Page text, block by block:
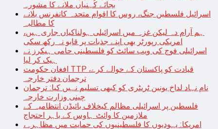
بجائے کُہنیاں ملانے کا مشورہ
اسرائیل فلسطین جنگ، روس کا اقوام متحدہ کانفرنس بلانے
کا مطالبہ
ہم آرام دہ لیکن غزہ میں اسرائیلی ہولناکیاں جاری ہیں،
امریکی رپورٹر بھی اپنے جذبات پر قابو نہ رکھ سکی
اسرائیلی فوج کی ویب سائٹ کو فلسطینی حامی ہیکرز نے
ہیک کر لیا
افغان حکومت TTP قیادت کو پاکستان کے حوالے کرے،
ترجمان دفتر خارجہ
نام نہاد لداخ یونین ٹریٹری کو کبھی تسلیم نہیں کیا: ترجمان
چینی وزارت خارجہ
فلسطین پر اسرائیلی مظالم کیخلاف بائیڈن انتظامیہ کے
ملازمین کا وائٹ ہاوس کے باہر احتجاج
امریکا: یہودیوں کا فلسطینیوں کی حمایت میں مظاہرہ،